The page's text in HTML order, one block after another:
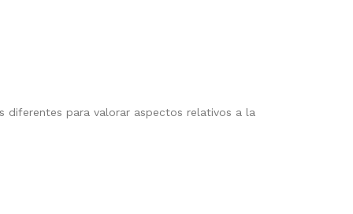
diferentes para valorar aspectos relativos a la